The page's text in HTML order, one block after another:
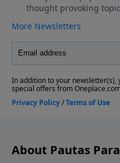
About Pautas